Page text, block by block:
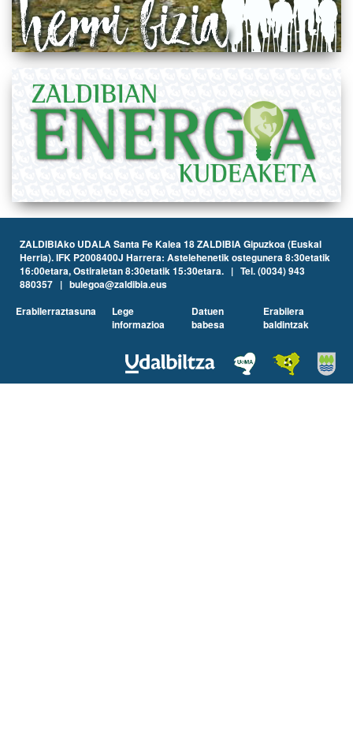
ZALDIBIAko UDALA Santa Fe Kalea 18 ZALDIBIA Gipuzkoa (Euskal
Herria). IFK P2008400J Harrera: Astelehenetik ostegunera 8:30etatik
16:00etara, Ostiraletan 8:30etatik 15:30etara. | Tel. (0034) 943
880357 | bulegoa@zaldibia.eus
Erabilerraztasuna
Lege
informazioa
Datuen
babesa
Erabilera
baldintzak